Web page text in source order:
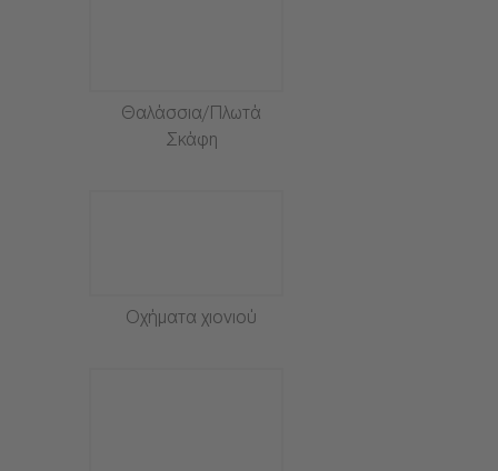
Θαλάσσια/Πλωτά
Σκάφη
Οχήματα χιονιού